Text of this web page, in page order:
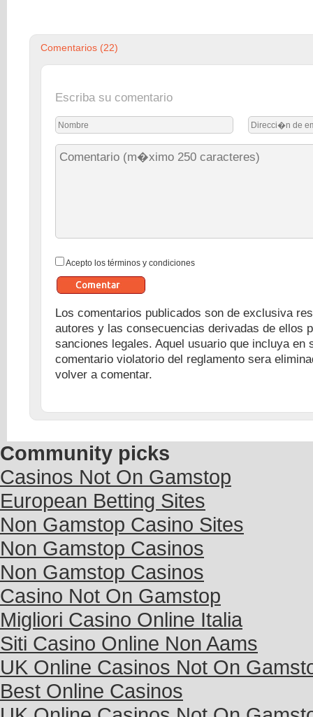
Comentarios (22)
Escriba su comentario
Acepto los términos y condiciones
Los comentarios publicados son de exclusiva
autores y las consecuencias derivadas de ellos
sanciones legales. Aquel usuario que incluya en
comentario violatorio del reglamento sera
volver a comentar.
Community picks
Casinos Not On Gamstop
European Betting Sites
Non Gamstop Casino Sites
Non Gamstop Casinos
Non Gamstop Casinos
Casino Not On Gamstop
Migliori Casino Online Italia
Siti Casino Online Non Aams
UK Online Casinos Not On
Best Online Casinos